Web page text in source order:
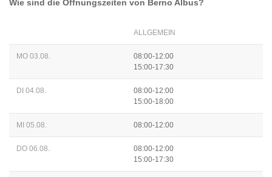
Wie sind die Öffnungszeiten von Berno Albus?
ALLGEMEIN
MO 03.08.
08:00-12:00
15:00-17:30
DI 04.08.
08:00-12:00
15:00-18:00
MI 05.08. 08:00-12:00
DO 06.08.
08:00-12:00
15:00-17:30